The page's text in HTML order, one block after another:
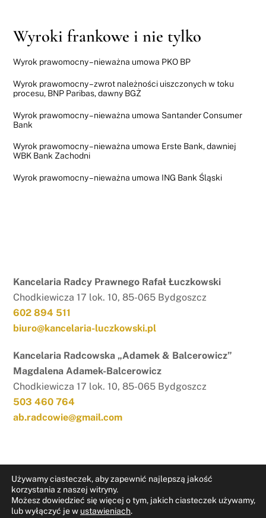
Wyroki frankowe i nie tylko
Wyrok prawomocny – nieważna umowa PKO BP
Wyrok prawomocny – zwrot należności uiszczonych w toku
procesu, BNP Paribas, dawny BGŻ
Wyrok prawomocny – nieważna umowa Santander Consumer
Bank
Wyrok prawomocny – nieważna umowa Erste Bank, dawniej
WBK Bank Zachodni
Wyrok prawomocny – nieważna umowa ING Bank Śląski
Kancelaria Radcy Prawnego Rafał Łuczkowski
Chodkiewicza 17 lok. 10, 85-065 Bydgoszcz
602 894 511
biuro@kancelaria-luczkowski.pl
Kancelaria Radcowska „Adamek & Balcerowicz”
Magdalena Adamek-Balcerowicz
Chodkiewicza 17 lok. 10, 85-065 Bydgoszcz
503 460 764
ab.radcowie@gmail.com
RODO Nota prawna
Używamy ciasteczek, aby zapewnić najlepszą jakość
korzystania z naszej witryny.
Możesz dowiedzieć się więcej o tym, jakich ciasteczek używamy,
lub wyłączyć je w ustawieniach.